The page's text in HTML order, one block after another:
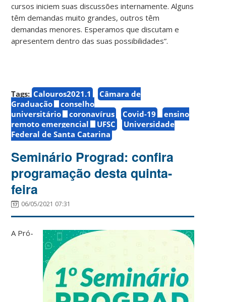
cursos iniciem suas discussões internamente. Alguns
têm demandas muito grandes, outros têm
demandas menores. Esperamos que discutam e
apresentem dentro das suas possibilidades”.
Tags: Calouros2021.1
Câmara de
Graduação
conselho
universitário
coronavírus Covid-19
ensino
remoto emergencial
UFSC
Universidade
Federal de Santa Catarina
Seminário Prograd: confira
programação desta quinta-
feira
06/05/2021 07:31
A Pró-